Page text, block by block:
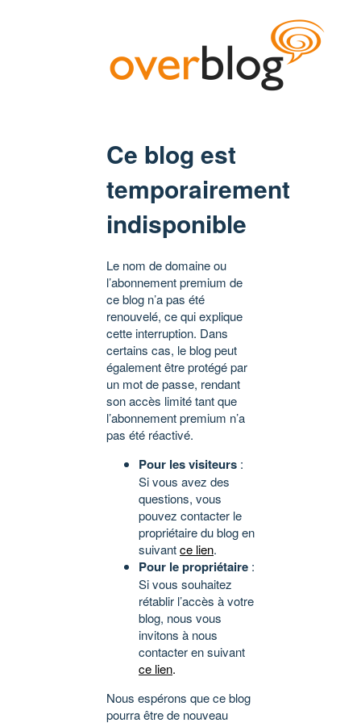
Ce blog est
temporairement
indisponible
Le nom de domaine ou
l’abonnement premium de
ce blog n’a pas été
renouvelé, ce qui explique
cette interruption. Dans
certains cas, le blog peut
également être protégé par
un mot de passe, rendant
son accès limité tant que
l’abonnement premium n’a
pas été réactivé.
Pour les visiteurs :
Si vous avez des
questions, vous
pouvez contacter le
propriétaire du blog en
suivantce lien.
Pour le propriétaire :
Si vous souhaitez
rétablir l’accès à votre
blog, nous vous
invitons à nous
contacter en suivant
ce lien.
Nous espérons que ce blog
pourra être de nouveau